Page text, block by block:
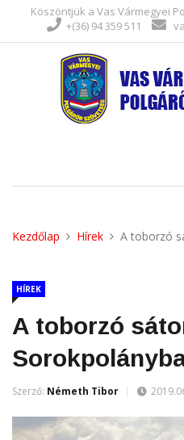
Köszöntjük a Vas Vármegyei
+(36) 94 359 511
Kezdőlap Hírek A toborzó
HÍREK
A toborzó
Szerző: Németh Tibor